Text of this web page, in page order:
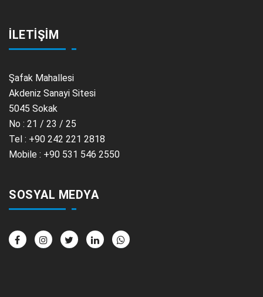
İLETİŞİM
Şafak Mahallesi
Akdeniz Sanayi Sitesi
5045 Sokak
No : 21 / 23 / 25
Tel : +90 242 221 2818
Mobile : +90 531 546 2550
SOSYAL MEDYA